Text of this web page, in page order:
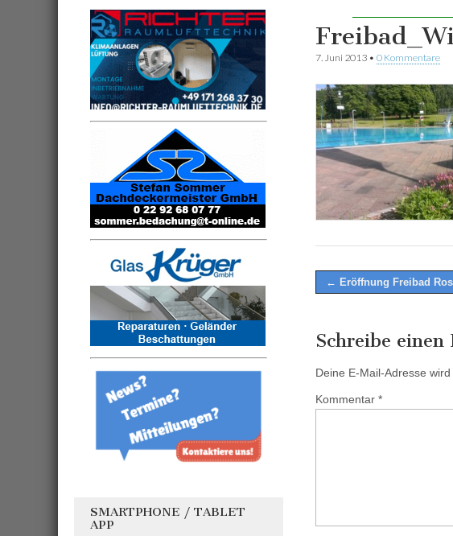
7. Juni 2013 • 0 Kommentare
Post
← Eröffnung Freibad
Schreibe
Deine E-Mail-Adresse
Kommentar *
SMARTPHONE / TABLET
APP